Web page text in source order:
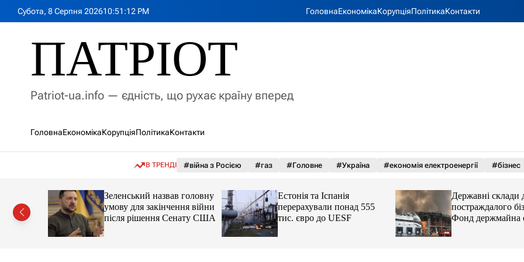
Субота, 8 Серпня 202610:51 :13 PM ГоловнаЕкономікаКорупціяПолітикаКонтакти
ПАТРІОТ
Patriot-ua.info — єдність, що рухає країну вперед
ГоловнаЕкономікаКорупціяПолітикаКонтакти
В ТРЕНДІ #війна з Росією #газ #Головне #Україна #економія електроенергії #бізнес
нормою
LB.ua
Зеленський назвав головну
умову для закінчення війни
після рішення Сенату США
Естонія та Іспанія
перерахували понад 555
тис. євро до UESF
Державні склади
постраждалого
Фонд держмайна
завдання від